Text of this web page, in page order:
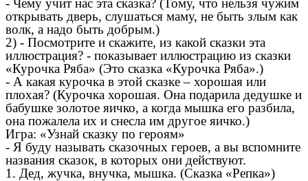
- Чему учит нас эта сказка? (Тому, что нельзя чужим
открывать дверь, слушаться маму, не быть злым как
волк, а надо быть добрым.)
2) - Посмотрите и скажите, из какой сказки эта
иллюстрация? - показывает иллюстрацию из сказки
«Курочка Ряба» (Это сказка «Курочка Ряба».)
- А какая курочка в этой сказке – хорошая или
плохая? (Курочка хорошая. Она подарила дедушке и
бабушке золотое яичко, а когда мышка его разбила,
она пожалела их и снесла им другое яичко.)
Игра: «Узнай сказку по героям»
- Я буду называть сказочных героев, а вы вспомните
названия сказок, в которых они действуют.
1. Дед, жучка, внучка, мышка. (Сказка «Репка»)